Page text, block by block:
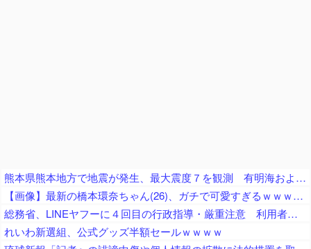
熊本県熊本地方で地震が発生、最大震度７を観測 有明海および八代海に津波注意報
【画像】最新の橋本環奈ちゃん(26)、ガチで可愛すぎるｗｗｗｗｗ
総務省、LINEヤフーに４回目の行政指導・厳重注意 利用者を識別する情報など約803万件を利用者に無断で韓国企業に送信（電気通信事業法違反）
れいわ新選組、公式グッズ半額セールｗｗｗｗ